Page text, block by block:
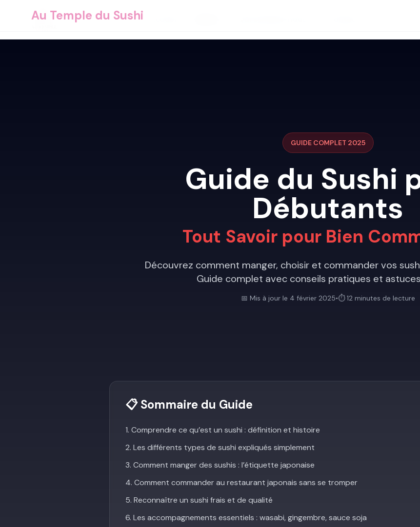
Au Temple du Sushi
GUIDE COMPLET 2025
Guide du Sushi
Débutants
Tout Savoir pour Bien
Découvrez comment manger, choisir et commander vos
Guide complet avec conseils pratiques et
📅 Mis à jour le 4 février 2025•⏱️ 12 minutes de lecture
📋 Sommaire du Guide
1. Comprendre ce qu’est un sushi : définition et histoire
2. Les différents types de sushi expliqués simplement
3. Comment manger des sushis : l’étiquette japonaise
4. Comment commander au restaurant japonais sans se tromper
5. Reconnaître un sushi frais et de qualité
6. Les accompagnements essentiels : wasabi, gingembre, sauce soja